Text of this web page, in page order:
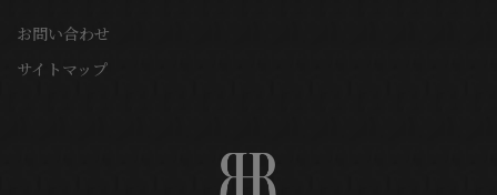
お問い合わせ
サイトマップ